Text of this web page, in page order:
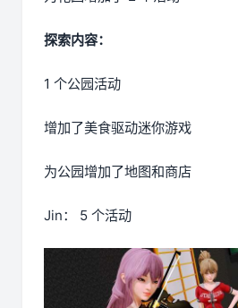
探索内容：
1 个公园活动
增加了美食驱动迷你游戏
为公园增加了地图和商店
Jin： 5 个活动